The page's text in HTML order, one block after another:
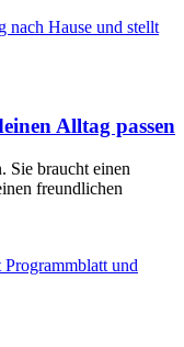
Alltag passen
Sie braucht einen
freundlichen